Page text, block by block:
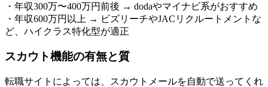
・年収300万〜400万円前後 → dodaやマイナビ系がおすすめ
・年収600万円以上 → ビズリーチやJACリクルートメントな
ど、ハイクラス特化型が適正
スカウト機能の有無と質
転職サイトによっては、スカウトメールを自動で送ってくれ